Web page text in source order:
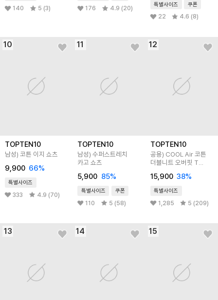
140 5 (3) 176 4.9 (20)
특별사이즈 쿠폰
22 4.6 (8)
10
TOPTEN10
남성) 코튼 이지 쇼츠
9,900 66%
특별사이즈
333 4.9 (70)
11
TOPTEN10
남성) 수퍼스트레치
카고 쇼츠
5,900 85%
특별사이즈 쿠폰
110 5 (58)
12
TOPTEN10
공용) COOL Air 코튼
더블니트 오버핏 T
15,900 38%
특별사이즈
1,285 5 (209)
13 14 15